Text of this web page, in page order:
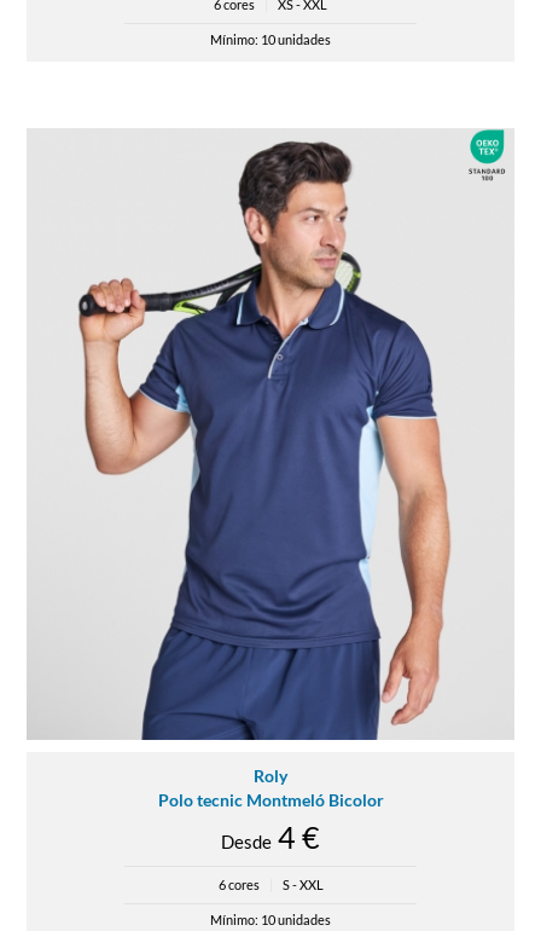
6 cores XS - XXL
Mínimo: 10 unidades
Roly
Polo tecnic Montmeló Bicolor
Desde 4 €
6 cores S - XXL
Mínimo: 10 unidades